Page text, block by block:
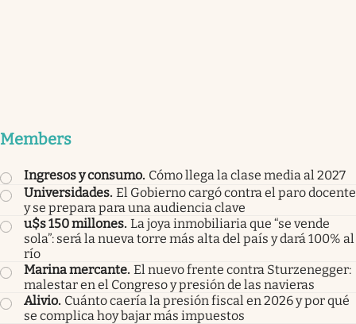
Members
Ingresos y consumo. Cómo llega la clase media al 2027
Universidades. El Gobierno cargó contra el paro docente
y se prepara para una audiencia clave
u$s 150 millones. La joya inmobiliaria que “se vende
sola”: será la nueva torre más alta del país y dará 100% al
río
Marina mercante. El nuevo frente contra Sturzenegger:
malestar en el Congreso y presión de las navieras
Alivio. Cuánto caería la presión fiscal en 2026 y por qué
se complica hoy bajar más impuestos